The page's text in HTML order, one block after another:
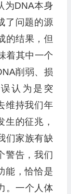
为DNA本身
了问题的源
的结果，但
着其中一个
削弱、损
认为是突
维持我们年
生的征兆，
们家族有缺
警告，我们
能，恰恰是
。一个人体